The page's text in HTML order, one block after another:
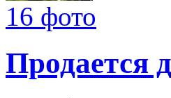
16 фото
Продается